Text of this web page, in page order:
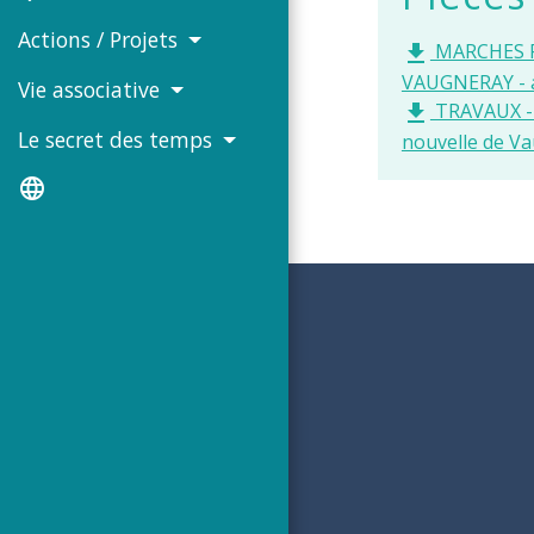
Actions / Projets
Vie associative
Le secret des temps
language
file_download
VAUGNERAY
file_download
nouvelle de